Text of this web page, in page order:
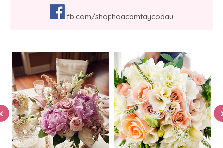
fb.com/shophoacamtaycodau